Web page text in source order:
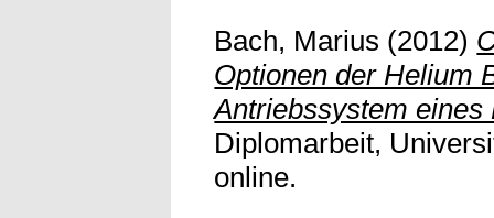
Bach, Marius (2012)
Optionen der Helium
Antriebssystem
Diplomarbeit,
online.